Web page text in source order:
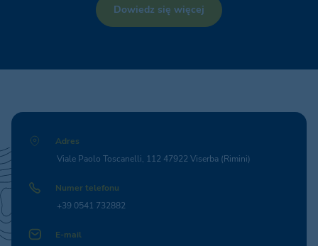
Dowiedz się więcej
Adres
Viale Paolo Toscanelli, 112 47922 Viserba (Rimini)
Numer telefonu
+39 0541 732882
E-mail